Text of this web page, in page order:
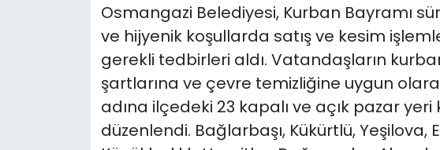
Osmangazi Belediyesi, Kurban Bayramı
ve hijyenik koşullarda satış ve kesim
gerekli tedbirleri aldı. Vatandaşların
şartlarına ve çevre temizliğine uygun
adına ilçedeki 23 kapalı ve açık pazar
düzenlendi. Bağlarbaşı, Kükürtlü, Yeşilova,